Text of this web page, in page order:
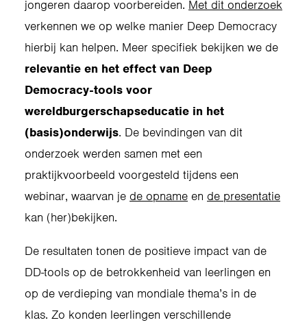
jongeren daarop voorbereiden. Met dit onderzoek
verkennen we op welke manier Deep Democracy
hierbij kan helpen. Meer specifiek bekijken we de
relevantie en het effect van Deep
Democracy-tools voor
wereldburgerschapseducatie in het
(basis)onderwijs. De bevindingen van dit
onderzoek werden samen met een
praktijkvoorbeeld voorgesteld tijdens een
webinar, waarvan je de opname en de presentatie
kan (her)bekijken.
De resultaten tonen de positieve impact van de
DD-tools op de betrokkenheid van leerlingen en
op de verdieping van mondiale thema’s in de
klas. Zo konden leerlingen verschillende